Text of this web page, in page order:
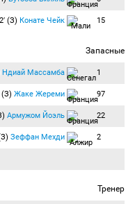
(З) Конате Чейк 15
Запасные
Ндиай Массамба 1
(З) Жаке Жереми 97
Армужом Йоэль 22
Зеффан Мехди 2
Тренер